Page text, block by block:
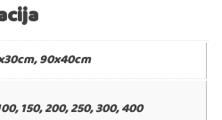
90x40cm
150, 200, 250, 300, 400